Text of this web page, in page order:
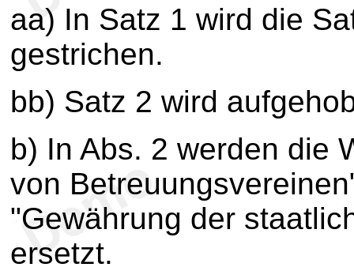
aa) In Satz 1 wird die
gestrichen.
bb) Satz 2 wird
b) In Abs. 2 werden die
von
"Gewährung der
ersetzt.